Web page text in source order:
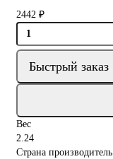
2442 ₽
Быстрый заказ
Вес
2.24
Страна производитель